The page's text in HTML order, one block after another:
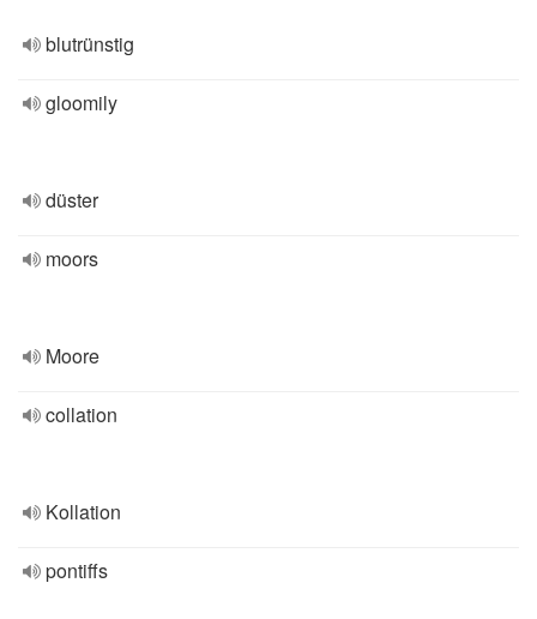
blutrünstig
gloomily
düster
moors
Moore
collation
Kollation
pontiffs